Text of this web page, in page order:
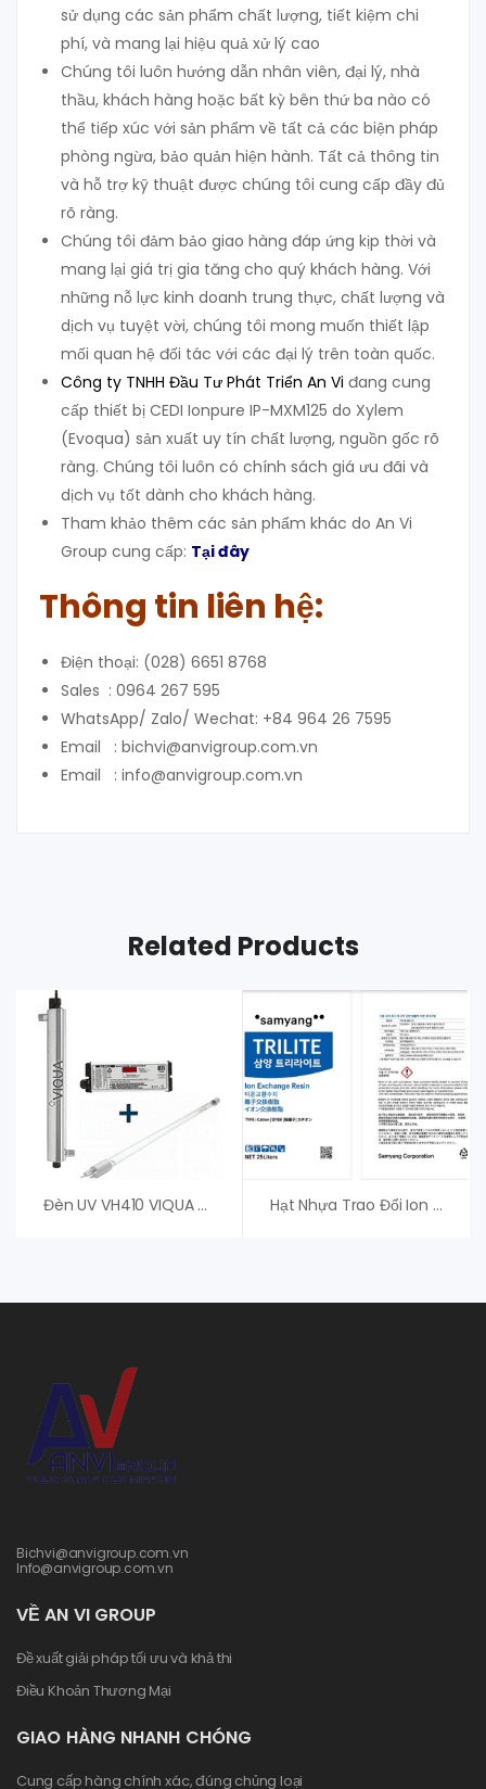
sử dụng các sản phẩm chất lượng, tiết kiệm chi
phí, và mang lại hiệu quả xử lý cao
Chúng tôi luôn hướng dẫn nhân viên, đại lý, nhà
thầu, khách hàng hoặc bất kỳ bên thứ ba nào có
thể tiếp xúc với sản phẩm về tất cả các biện pháp
phòng ngừa, bảo quản hiện hành. Tất cả thông tin
và hỗ trợ kỹ thuật được chúng tôi cung cấp đầy đủ
rõ ràng.
Chúng tôi đảm bảo giao hàng đáp ứng kịp thời và
mang lại giá trị gia tăng cho quý khách hàng. Với
những nỗ lực kinh doanh trung thực, chất lượng và
dịch vụ tuyệt vời, chúng tôi mong muốn thiết lập
mối quan hệ đối tác với các đại lý trên toàn quốc.
Công ty TNHH Đầu Tư Phát Triển An Vi đang cung
cấp thiết bị CEDI Ionpure IP-MXM125 do Xylem
(Evoqua) sản xuất uy tín chất lượng, nguồn gốc rõ
ràng. Chúng tôi luôn có chính sách giá ưu đãi và
dịch vụ tốt dành cho khách hàng.
Tham khảo thêm các sản phẩm khác do An Vi
Group cung cấp: Tại đây
Thông tin liên hệ:
Điện thoại: (028) 6651 8768
Sales : 0964 267 595
WhatsApp/ Zalo/ Wechat: +84 964 26 7595
Email : bichvi@anvigroup.com.vn
Email : info@anvigroup.com.vn
Related Products
Đèn UV VH410 VIQUA – Đèn UV Diệt Khuẩn Hạt Nhựa Trao Đổi Ion Trilite MC08 – Samyang
Bichvi@anvigroup.com.vn
Info@anvigroup.com.vn
VỀ AN VI GROUP
Đề xuất giải pháp tối ưu và khả thi
Điều Khoản Thương Mại
GIAO HÀNG NHANH CHÓNG
Cung cấp hàng chính xác, đúng chủng loại